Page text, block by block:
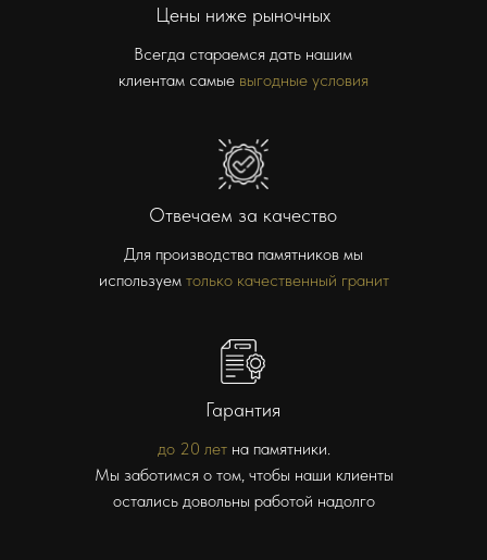
Гарантия
Отвечаем за качество
до 20 летна памятники.
Мы заботимся о том, чтобы наши клиенты
остались довольны работой надолго
Для производства памятников мы
используем только качественный гранит
Всегда стараемся дать нашим
клиентам самые выгодные условия
Цены ниже рыночных